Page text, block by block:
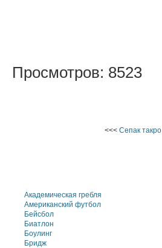
Просмотров: 8523
<<< Сепак такро
Академическая гребля
Американский футбол
Бейсбол
Биатлон
Боулинг
Бридж